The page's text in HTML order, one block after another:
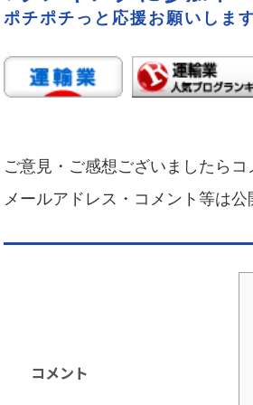
ポチポチっと応援お願いしま
ご意見・ご感想ございましたら
メールアドレス・コメント等は
コメント